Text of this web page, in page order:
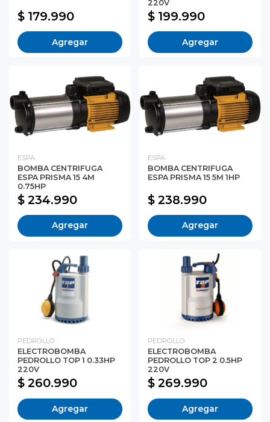
$ 179.990
Agregar
220V
$ 199.990
Agregar
ESPA
BOMBA CENTRIFUGA
ESPA PRISMA 15 4M
0.75HP
$ 234.990
Agregar
ESPA
BOMBA CENTRIFUGA
ESPA PRISMA 15 5M 1HP
$ 238.990
Agregar
PEDROLLO
ELECTROBOMBA
PEDROLLO TOP 1 0.33HP
220V
$ 260.990
Agregar
PEDROLLO
ELECTROBOMBA
PEDROLLO TOP 2 0.5HP
220V
$ 269.990
Agregar